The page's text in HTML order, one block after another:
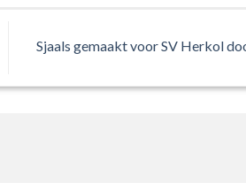
Sjaals gemaakt voor SV Herkol